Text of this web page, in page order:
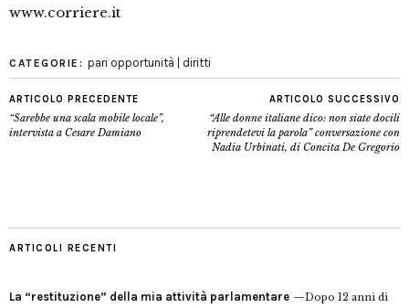
www.corriere.it
CATEGORIE: pari opportunità | diritti
ARTICOLO PRECEDENTE
“Sarebbe una scala mobile locale”,
intervista a Cesare Damiano
ARTICOLO SUCCESSIVO
“Alle donne italiane dico: non siate docili
riprendetevi la parola” conversazione con
Nadia Urbinati, di Concita De Gregorio
ARTICOLI RECENTI
La “restituzione” della mia attività parlamentare
Dopo 12 anni di